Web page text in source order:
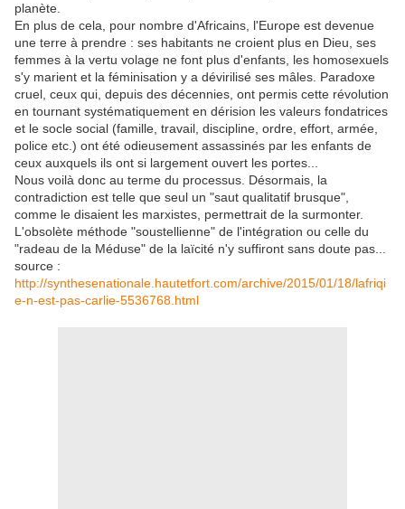
planète.
En plus de cela, pour nombre d'Africains, l'Europe est devenue
une terre à prendre : ses habitants ne croient plus en Dieu, ses
femmes à la vertu volage ne font plus d'enfants, les homosexuels
s'y marient et la féminisation y a dévirilisé ses mâles. Paradoxe
cruel, ceux qui, depuis des décennies, ont permis cette révolution
en tournant systématiquement en dérision les valeurs fondatrices
et le socle social (famille, travail, discipline, ordre, effort, armée,
police etc.) ont été odieusement assassinés par les enfants de
ceux auxquels ils ont si largement ouvert les portes...
Nous voilà donc au terme du processus. Désormais, la
contradiction est telle que seul un "saut qualitatif brusque",
comme le disaient les marxistes, permettrait de la surmonter.
L'obsolète méthode "soustellienne" de l'intégration ou celle du
"radeau de la Méduse" de la laïcité n'y suffiront sans doute pas...
source :
http://synthesenationale.hautetfort.com/archive/2015/01/18/lafriqi
e-n-est-pas-carlie-5536768.html